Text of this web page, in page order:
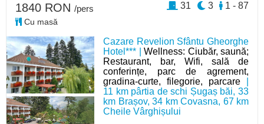
Cazare Revelion Sfântu Gheorghe
Hotel*** |Wellness: Ciubăr, saună;
Restaurant, bar, Wifi, sală de
conferințe, parc de agrement,
gradina-curte, filegorie, parcare
11 km pârtia de schi Șugaș băi, 33
km Brașov, 34 km Covasna, 67 km
Cheile Vârghișului
1840 RON /pers
Cu masă
1 - 87
3
31